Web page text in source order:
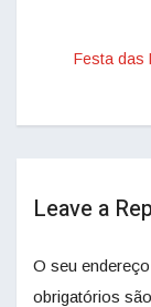
Festa das
Leave a
O seu
obrigatórios